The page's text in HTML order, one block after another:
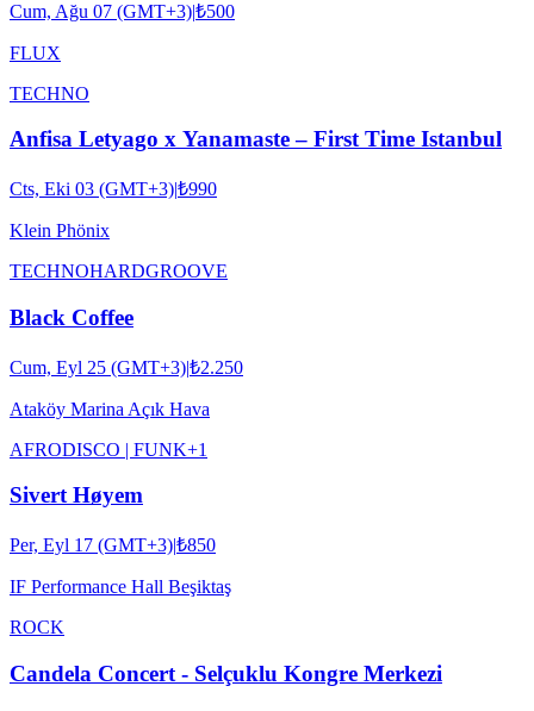
Cum, Ağu 07 (GMT+3)|₺500
FLUX
TECHNO
Anfisa Letyago x Yanamaste – First Time Istanbul
Cts, Eki 03 (GMT+3)|₺990
Klein Phönix
TECHNOHARDGROOVE
Black Coffee
Cum, Eyl 25 (GMT+3)|₺2.250
Ataköy Marina Açık Hava
AFRODISCO | FUNK+1
Sivert Høyem
Per, Eyl 17 (GMT+3)|₺850
IF Performance Hall Beşiktaş
ROCK
Candela Concert - Selçuklu Kongre Merkezi